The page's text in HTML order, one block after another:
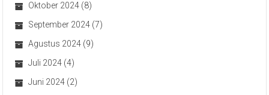
Oktober 2024 (8)
September 2024 (7)
Agustus 2024 (9)
Juli 2024 (4)
Juni 2024 (2)